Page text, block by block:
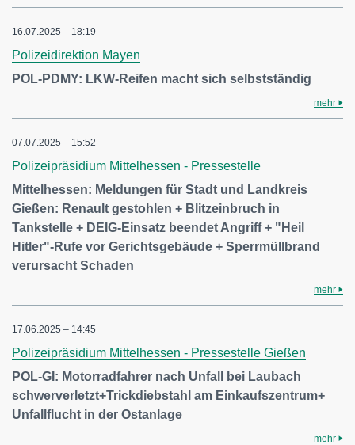
16.07.2025 – 18:19
Polizeidirektion Mayen
POL-PDMY: LKW-Reifen macht sich selbstständig
mehr
07.07.2025 – 15:52
Polizeipräsidium Mittelhessen - Pressestelle
Mittelhessen: Meldungen für Stadt und Landkreis
Gießen: Renault gestohlen + Blitzeinbruch in
Tankstelle + DEIG-Einsatz beendet Angriff + "Heil
Hitler"-Rufe vor Gerichtsgebäude + Sperrmüllbrand
verursacht Schaden
mehr
17.06.2025 – 14:45
Polizeipräsidium Mittelhessen - Pressestelle Gießen
POL-GI: Motorradfahrer nach Unfall bei Laubach
schwerverletzt+Trickdiebstahl am Einkaufszentrum+
Unfallflucht in der Ostanlage
mehr